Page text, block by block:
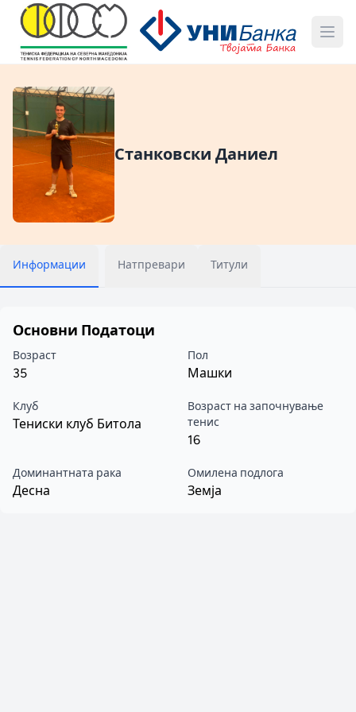
Станковски Даниел
Информации Натпревари Титули
Основни Податоци
Возраст
35
Пол
Машки
Клуб
Тениски клуб Битола
Возраст на започнување
тенис
16
Доминантната рака
Десна
Омилена подлога
Земја